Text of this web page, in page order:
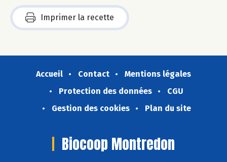
Imprimer la recette
Accueil Contact
Mentions légales
Protection des données
CGU
Gestion des cookies
Plan du site
Biocoop Montredon